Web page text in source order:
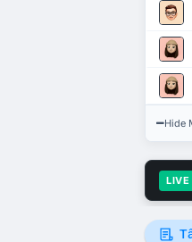
Hide
LIVE